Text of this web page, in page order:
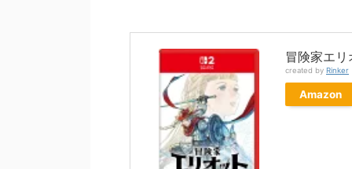
冒険家エ
created by Rinker
Amazon